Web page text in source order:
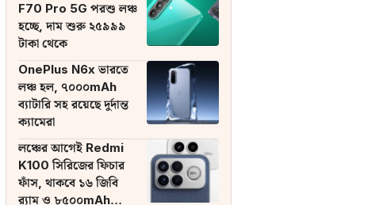
F70 Pro 5G পরশু লঞ্চ
হচ্ছে, দাম শুরু ২৫৯৯৯
টাকা থেকে
OnePlus N6x ভারতে
লঞ্চ হল, ৭০০০mAh
ব্যাটারি সহ রয়েছে দুর্দান্ত
ক্যামেরা
লঞ্চের আগেই Redmi
K100 সিরিজের ফিচার
ফাঁস, থাকবে ১৬ জিবি
র‌্যাম ও ৮৫০০mAh